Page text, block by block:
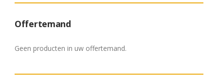
Offertemand
Geen producten in uw offertemand.